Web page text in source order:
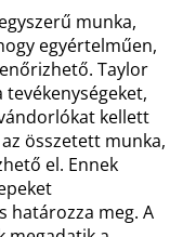
munka,
egyértelműen,
Taylor
kellett
összetett munka,
el. Ennek
határozza meg. A